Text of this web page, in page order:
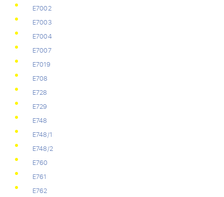
Е7002
Е7003
Е7004
Е7007
Е7019
Е708
Е728
Е729
Е748
Е748/1
Е748/2
Е760
Е761
Е762